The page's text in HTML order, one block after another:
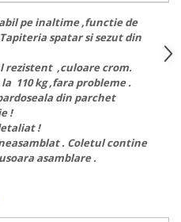
pe inaltime ,functie de
spatar si sezut din
rezistent ,culoare crom.
110 kg ,fara probleme .
din parchet
!
!
. Coletul contine
asamblare .